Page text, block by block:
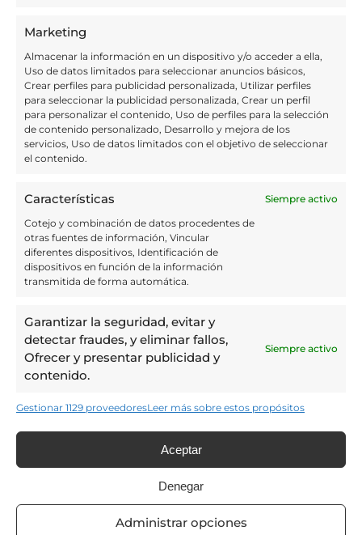
Marketing
Almacenar la información en un dispositivo y/o acceder a ella,
Uso de datos limitados para seleccionar anuncios básicos,
Crear perfiles para publicidad personalizada, Utilizar perfiles
para seleccionar la publicidad personalizada, Crear un perfil
para personalizar el contenido, Uso de perfiles para la selección
de contenido personalizado, Desarrollo y mejora de los
servicios, Uso de datos limitados con el objetivo de seleccionar
el contenido.
Características
Siempre activo
Cotejo y combinación de datos procedentes de
otras fuentes de información, Vincular
diferentes dispositivos, Identificación de
dispositivos en función de la información
transmitida de forma automática.
Garantizar la seguridad, evitar y
detectar fraudes, y eliminar fallos,
Ofrecer y presentar publicidad y
contenido.
Siempre activo
Gestionar 1129 proveedoresLeer más sobre estos propósitos
Aceptar
Denegar
Administrar opciones
obligación legal. Podrá ejercitar los derechos de acceso,
rectificación y supresión de los datos, así como otros
derechos, tal y como se explica en la informaciónPuede
consultar la información adicional y detallada sobre
protección de datos en la
POLÍTICA DE PRIVACIDAD DE
DATOSy en losTÉRMINOS Y CONDICIONES o enviando un
email a: info@caluana.com
He leído y acepto el Aviso
privacidad de Caluana
Restaurante
Quiero recibir ofertas
especiales y comunicados del
dar de baja en cualquier
momento).
Enviar